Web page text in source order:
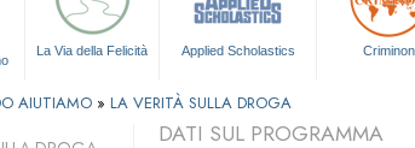
La Via della Felicità Applied Scholastics Criminon
AIUTIAMO » LA VERITÀ SULLA DROGA
DATI SUL PROGRAMMA